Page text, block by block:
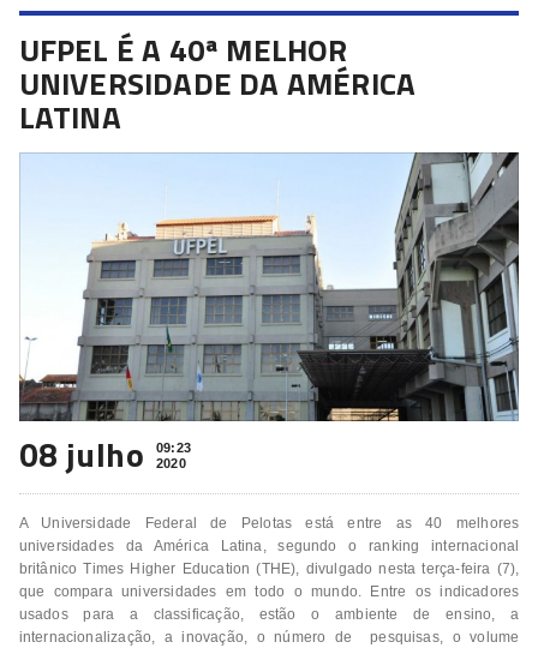
UFPEL É A 40ª MELHOR
UNIVERSIDADE DA AMÉRICA
LATINA
08 julho
09:23
2020
A Universidade Federal de Pelotas está entre as 40 melhores
universidades da América Latina, segundo o ranking internacional
britânico Times Higher Education (THE), divulgado nesta terça-feira (7),
que compara universidades em todo o mundo. Entre os indicadores
usados para a classificação, estão o ambiente de ensino, a
internacionalização, a inovação, o número de pesquisas, o volume